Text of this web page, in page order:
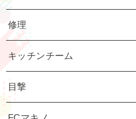
修理
キッチンチーム
目撃